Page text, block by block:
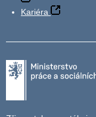
Kariéra